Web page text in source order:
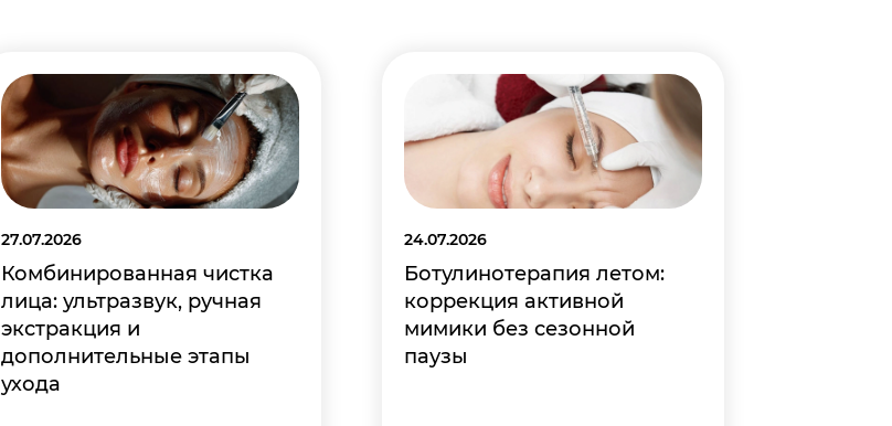
27.07.2026
Комбинированная чистка
лица: ультразвук, ручная
экстракция и
дополнительные этапы
ухода
24.07.2026
Ботулинотерапия летом:
коррекция активной
мимики без сезонной
паузы